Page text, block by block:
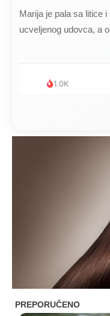
Marija je pala sa litice
ucveljenog udovca, a
1.0K